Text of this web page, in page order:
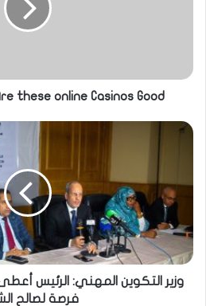
these online Casinos Good?
فرصة لصالح